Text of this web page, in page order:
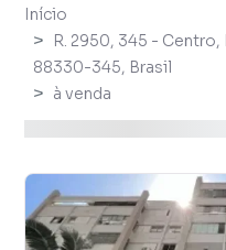
Início
R. 2950, 345 -
88330-345, Brasil
à venda